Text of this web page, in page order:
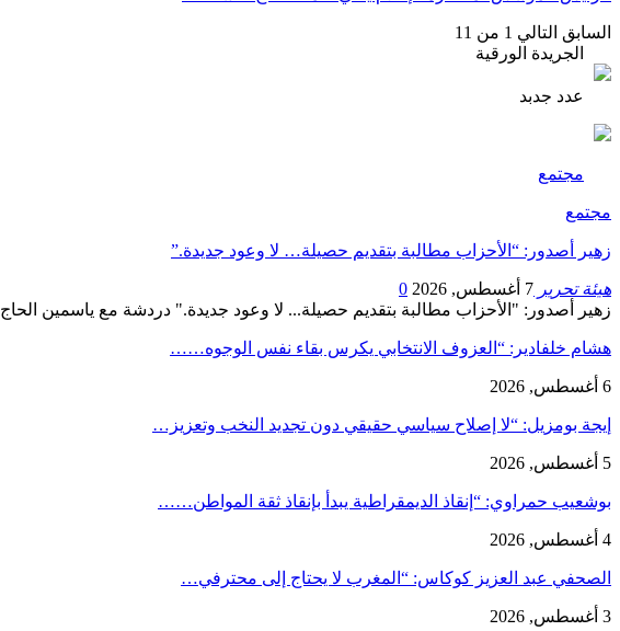
السابق التالي 1 من 11
الجريدة الورقية
عدد جدبد
مجتمع
مجتمع
زهير أصدور: “الأحزاب مطالبة بتقديم حصيلة… لا وعود جديدة.”
هيئة تحرير 7 أغسطس, 2026
0
زهير أصدور: "الأحزاب مطالبة بتقديم حصيلة... لا وعود جديدة." دردشة مع ياسمين الحاج 7 غشت 2026 في سياق…
هشام خلفادير: “العزوف الانتخابي يكرس بقاء نفس الوجوه……
6 أغسطس, 2026
إيجة بومزيل: “لا إصلاح سياسي حقيقي دون تجديد النخب وتعزيز…
5 أغسطس, 2026
بوشعيب حمراوي: “إنقاذ الديمقراطية يبدأ بإنقاذ ثقة المواطن……
4 أغسطس, 2026
الصحفي عبد العزيز كوكاس: “المغرب لا يحتاج إلى محترفي…
3 أغسطس, 2026